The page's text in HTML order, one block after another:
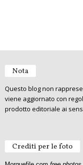
Nota
Questo blog non
viene aggiornato con
prodotto editoriale ai
Crediti per le foto